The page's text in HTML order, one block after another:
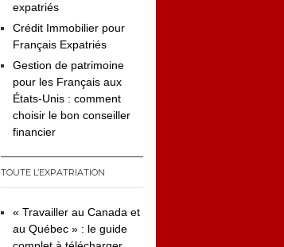
expatriés
Crédit Immobilier pour
Français Expatriés
Gestion de patrimoine
pour les Français aux
États-Unis : comment
choisir le bon conseiller
financier
TOUTE L’EXPATRIATION
« Travailler au Canada et
au Québec » : le guide